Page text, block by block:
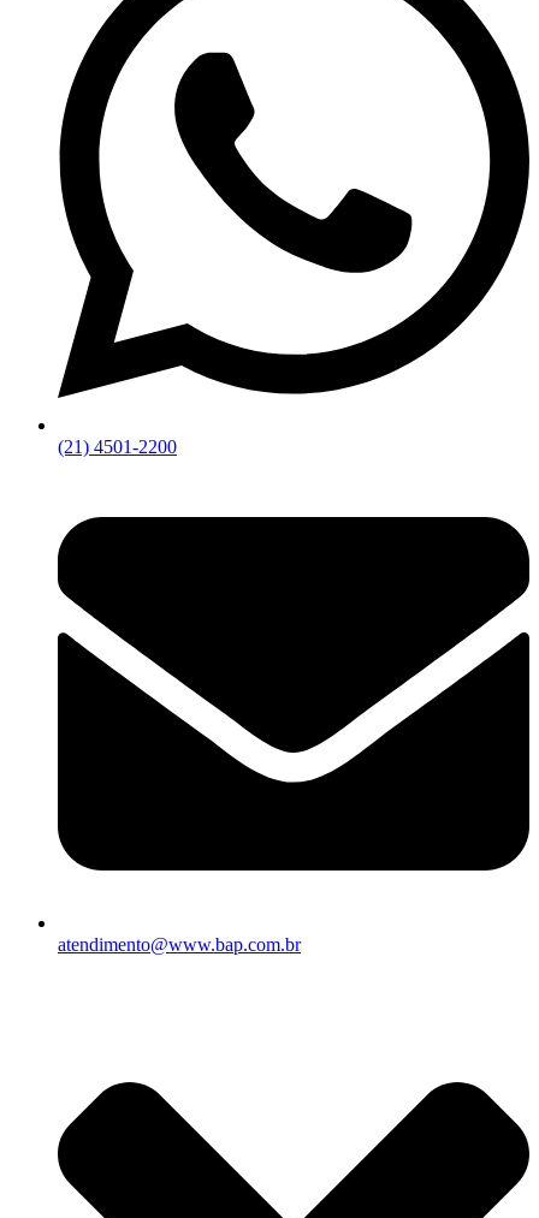
(21) 4501-2200
atendimento@www.bap.com.br